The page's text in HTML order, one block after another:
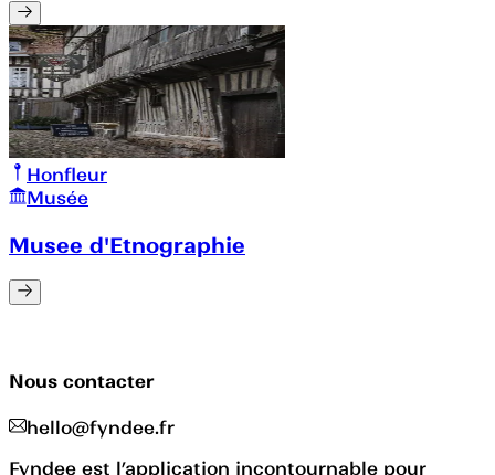
Honfleur
Musée
Musee d'Etnographie
Nous contacter
hello@fyndee.fr
Fyndee est l’application incontournable pour